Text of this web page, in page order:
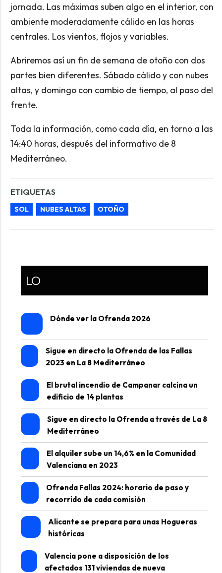
jornada. Las máximas suben algo en el interior, con
ambiente moderadamente cálido en las horas
centrales. Los vientos, flojos y variables.
Abriremos así un fin de semana de otoño con dos
partes bien diferentes. Sábado cálido y con nubes
altas, y domingo con cambio de tiempo, al paso del
frente.
Toda la información, como cada día, en torno a las
14:40 horas, después del informativo de 8
Mediterráneo.
ETIQUETAS
SOL NUBES ALTAS OTOÑO
LO
Dónde ver la Ofrenda 2026
Sigue en directo la Ofrenda de las Fallas
2023 en La 8 Mediterráneo
El brutal incendio de Campanar calcina un
edificio de 14 plantas
Sigue en directo la Ofrenda a través de La 8
Mediterráneo
El alquiler sube un 14,6% en la Comunidad
Valenciana en 2023
Ofrenda Fallas 2024: horario de paso y
recorrido de cada comisión
Alicante se prepara para unas Hogueras
históricas
Valencia pone a disposición de los
afectados 131 viviendas de nueva